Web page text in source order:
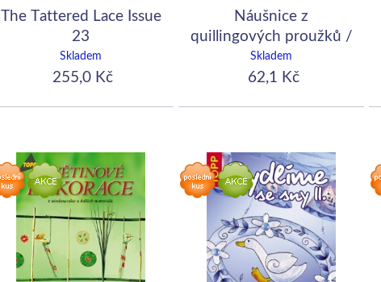
The Tattered Lace Issue
23
Skladem
255,0 Kč
Náušnice z
quillingových proužků /
návod
Skladem
62,1 Kč